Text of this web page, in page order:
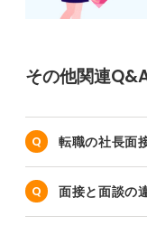
その他関連
転職の社長面
面接と面談の